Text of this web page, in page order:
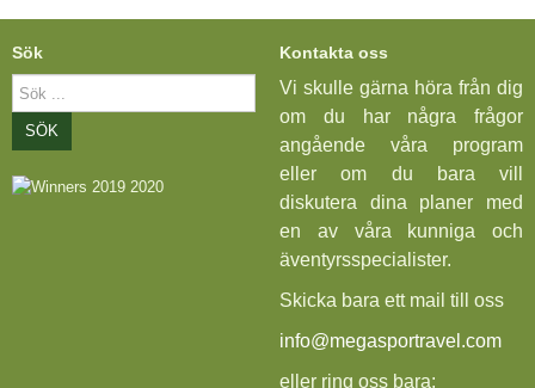
Sök
Sök
...
SÖK
Kontakta oss
Vi skulle gärna höra från dig
om du har några frågor
angående våra program
eller om du bara vill
diskutera dina planer med
en av våra kunniga och
äventyrsspecialister.
Skicka bara ett mail till oss
info@megasportravel.com
eller ring oss bara: